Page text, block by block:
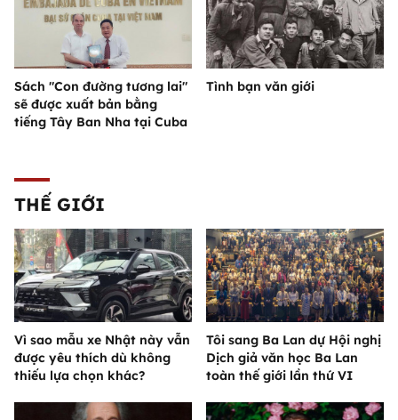
Sách "Con đường tương lai"
sẽ được xuất bản bằng
tiếng Tây Ban Nha tại Cuba
Tình bạn văn giới
THẾ GIỚI
Vì sao mẫu xe Nhật này vẫn
được yêu thích dù không
thiếu lựa chọn khác?
Tôi sang Ba Lan dự Hội nghị
Dịch giả văn học Ba Lan
toàn thế giới lần thứ VI